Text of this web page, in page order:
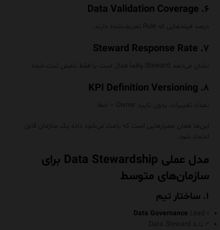
۶. Data Validation Coverage
درصد فیلدهایی که Rule تعریف‌شده دارند.
۷. Steward Response Rate
نشان می‌دهد Steward واقعاً فعال است یا فقط نامش ثبت شده.
۸. KPI Definition Versioning
تعداد تغییرات بدون تایید Owner = خطا
این‌ها همان معیارهایی است که باعث می‌شود داده یک سازمان قابل
اعتماد شود.
مدل عملی Data Stewardship برای
سازمان‌های متوسط
۱. ساختار تیم
۱ Data Governance Lead
۲ تا ۵ Data Steward